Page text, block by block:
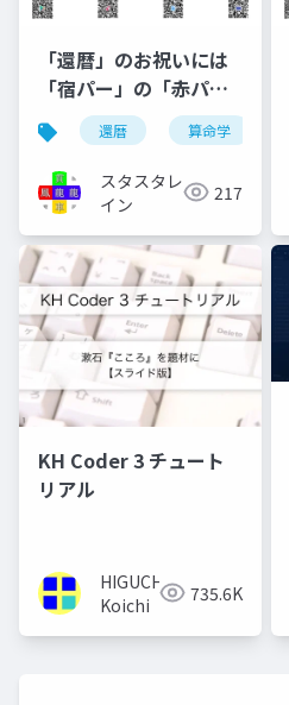
「還暦」のお祝いには
「宿パー」の「赤パ
ー」 | （算命学 × パー
カー）
還暦 算命学
スタスタレ
イン
217
KH Coder 3 チュート
リアル
HIGUCHI
Koichi
735.6K